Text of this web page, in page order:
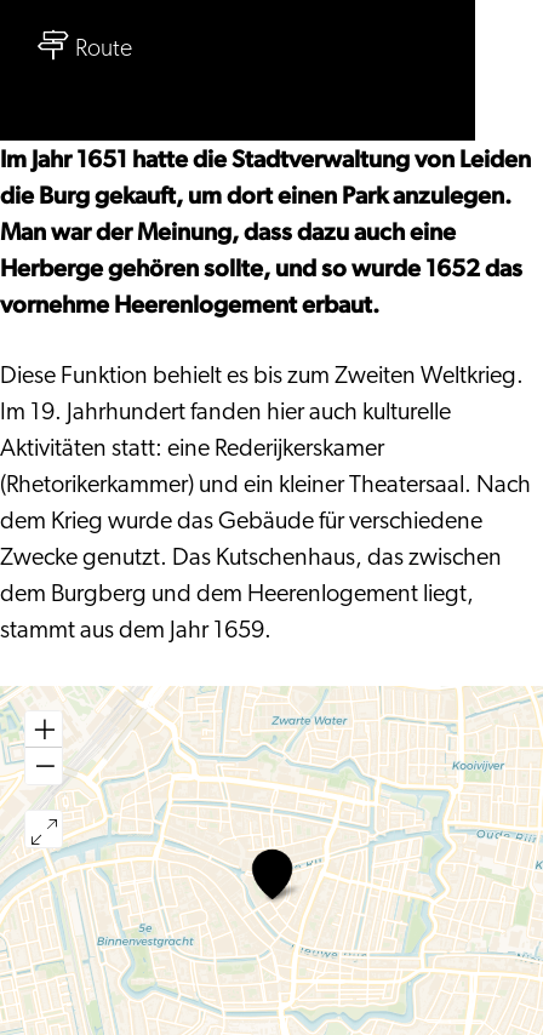
Routebis
Im Jahr 1651 hatte die Stadtverwaltung von Leiden
die Burg gekauft, um dort einen Park anzulegen.
Man war der Meinung, dass dazu auch eine
Herberge gehören sollte, und so wurde 1652 das
vornehme Heerenlogement erbaut.
Diese Funktion behielt es bis zum Zweiten Weltkrieg.
Im 19. Jahrhundert fanden hier auch kulturelle
Aktivitäten statt: eine Rederijkerskamer
(Rhetorikerkammer) und ein kleiner Theatersaal. Nach
dem Krieg wurde das Gebäude für verschiedene
Zwecke genutzt. Das Kutschenhaus, das zwischen
dem Burgberg und dem Heerenlogement liegt,
stammt aus dem Jahr 1659.
Herrenhaus